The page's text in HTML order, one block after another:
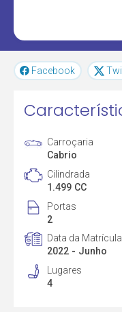
Facebook
Carroçaria
Cabrio
Cilindrada
1.499 CC
Portas
2
Data da Matrícula
2022 - Junho
Lugares
4